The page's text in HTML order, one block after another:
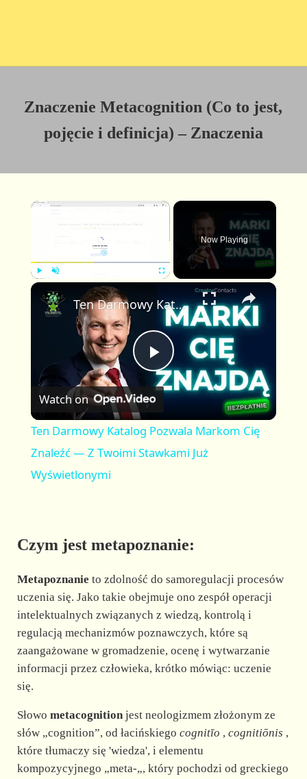
Znaczenie Metacognition (Co to jest,
pojęcie i definicja) – Znaczenia
×
n
m
u
l
c
r
n
Now Playing
×
P
a
i
d
e
Ten Darmowy Katalog Pozwala Markom Cię Znaleźć — Z Twoimi Stawkami Już Wyświetlonymi
Watch on
Ten Darmowy Katalog Pozwala Markom Cię
Znaleźć — Z Twoimi Stawkami Już
Wyświetlonymi
Czym jest metapoznanie:
Metapoznanie to zdolność do samoregulacji procesów
uczenia się. Jako takie obejmuje ono zespół operacji
intelektualnych związanych z wiedzą, kontrolą i
regulacją mechanizmów poznawczych, które są
zaangażowane w gromadzenie, ocenę i wytwarzanie
informacji przez człowieka, krótko mówiąc: uczenie
się.
Słowo metacognitionjest neologizmem złożonym ze
słów „cognition”, od łacińskiego cognitĭo , cognitiōnis ,
które tłumaczy się 'wiedza', i elementu
kompozycyjnego „meta-„, który pochodzi od greckiego